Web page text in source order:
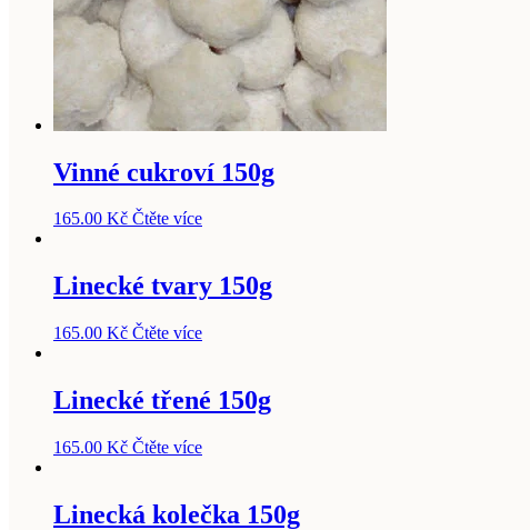
Vinné cukroví 150g
165.00 Kč Čtěte více
Linecké tvary 150g
165.00 Kč Čtěte více
Linecké třené 150g
165.00 Kč Čtěte více
Linecká kolečka 150g